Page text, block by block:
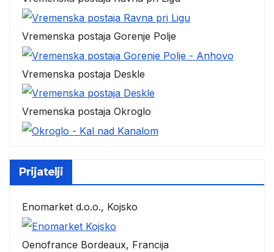
Vremenska postaja Gorenje Polje
Vremenska postaja Deskle
Vremenska postaja Okroglo
Prijatelji
Enomarket d.o.o., Kojsko
Oenofrance Bordeaux, Francija